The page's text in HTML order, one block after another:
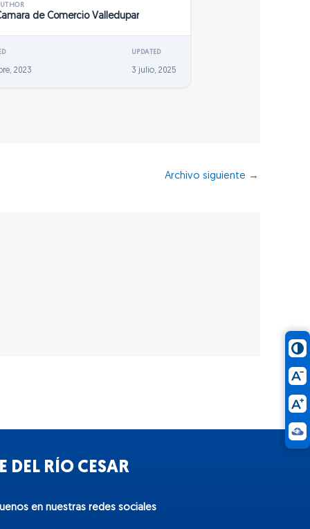
de Comercio Valledupar
2023
UPDATED
3 julio, 2025
Archivo siguiente →
DEL RÍO CESAR
en nuestras redes sociales